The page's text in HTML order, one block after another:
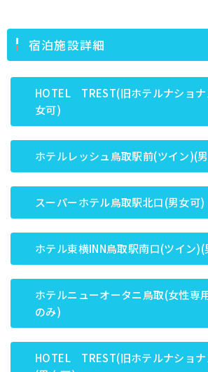
宿泊施設詳細
HOTEL TREST(旧ホテルナショ
女可)
ホテルレッシュ鳥取駅前(ツイン)(
スーパーホテル鳥取駅北口(男女可)
ホテル東横INN鳥取駅南口(ツイン)(
ホテルニューオータニ鳥取(女性専
のみ)
HOTEL TREST(旧ホテルナショ